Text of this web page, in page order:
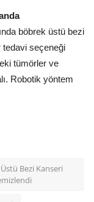
böbrek üstü bezi
tedavi seçeneği
tümörler ve
Robotik yöntem
Bezi Kanseri